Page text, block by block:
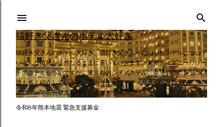
スキップしてメイン コンテンツに移動
猫好き父さんのホテル大好き
猫好き父さんのホテル大好き。猫好き父さんが宿泊したホテルについて
いろんな情報を徒然なるままに書いていきます。東京ディズニーリゾー
トのホテルが多いですが、東京都内シティホテル、クラブラウンジの話
題も多く紹介しています。このサイトはアフィリエイトとGoogle
AdSenseで広告収入を得ています。
令和8年熊本地震 緊急支援募金